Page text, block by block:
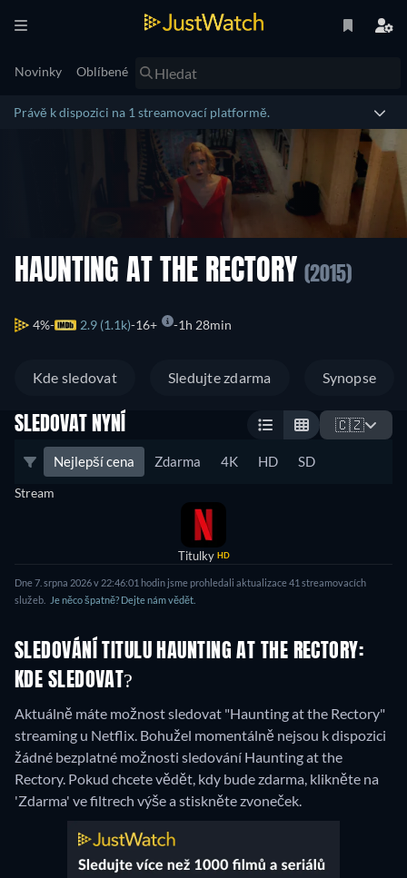
Novinky Oblíbené
Právě k dispozici na 1 streamovací platformě.
HAUNTING AT THE RECTORY (2015)
4% 2.9 (1.1k) 16+ 1h 28min
Kde sledovat Sledujte zdarma Synopse
SLEDOVAT NYNÍ 🇨🇿
Nejlepší cena Zdarma 4K HD SD
Stream
Titulky HD
Dne 7. srpna 2026 v 22:46:01 hodin jsme prohledali aktualizace 41 streamovacích
služeb.
Je něco špatně? Dejte nám vědět.
SLEDOVÁNÍ TITULU HAUNTING AT THE RECTORY:
KDE SLEDOVAT?
Aktuálně máte možnost sledovat "Haunting at the Rectory"
streaming u Netflix. Bohužel momentálně nejsou k dispozici
žádné bezplatné možnosti sledování Haunting at the
Rectory. Pokud chcete vědět, kdy bude zdarma, klikněte na
'Zdarma' ve filtrech výše a stiskněte zvoneček.